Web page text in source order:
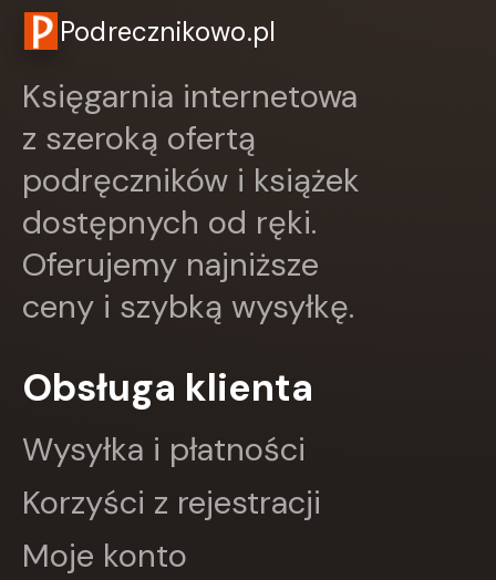
DEMART
Dolnośląskie
DRAGON
EDYCJA ŚWIĘTEGO PAWŁA
Edycja Świętego Pawła
ESPRIT
Express Publishing
FABRYKA SŁÓW
FENIX
FRONDA
Greg
GRUPA IMAGE
HARMONIA
Insignis
JEDNOŚĆ
Podrecznikowo.pl
Księgarnia internetowa
z szeroką ofertą
podręczników i książek
dostępnych od ręki.
Oferujemy najniższe
ceny i szybką wysyłkę.
Obsługa klienta
Wysyłka i płatności
Korzyści z rejestracji
Moje konto